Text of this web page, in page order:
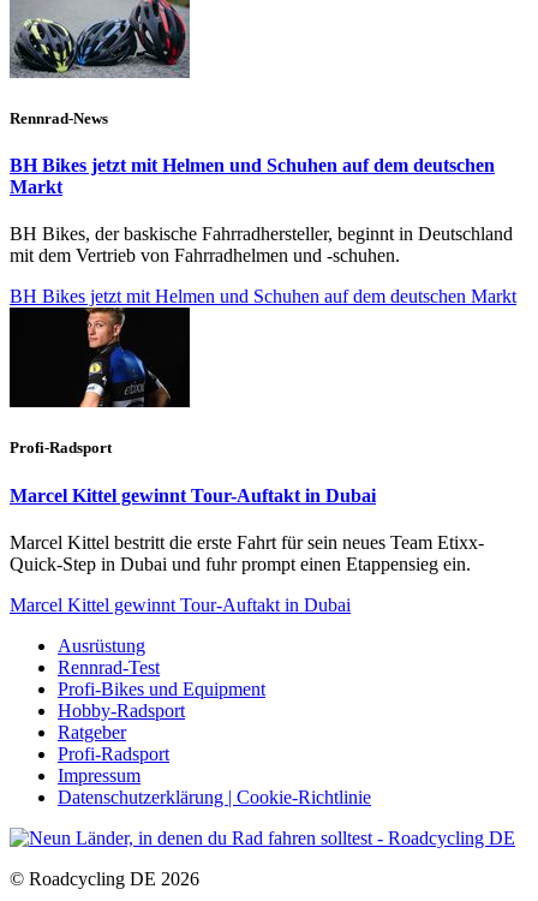
Rennrad-News
BH Bikes jetzt mit Helmen und Schuhen auf dem deutschen
Markt
BH Bikes, der baskische Fahrradhersteller, beginnt in Deutschland
mit dem Vertrieb von Fahrradhelmen und -schuhen.
BH Bikes jetzt mit Helmen und Schuhen auf dem deutschen Markt
Profi-Radsport
Marcel Kittel gewinnt Tour-Auftakt in Dubai
Marcel Kittel bestritt die erste Fahrt für sein neues Team Etixx-
Quick-Step in Dubai und fuhr prompt einen Etappensieg ein.
Marcel Kittel gewinnt Tour-Auftakt in Dubai
Ausrüstung
Rennrad-Test
Profi-Bikes und Equipment
Hobby-Radsport
Ratgeber
Profi-Radsport
Impressum
Datenschutzerklärung | Cookie-Richtlinie
© Roadcycling DE 2026